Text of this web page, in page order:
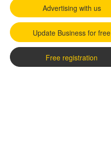
Advertising with us
Update Business for free
Free registration